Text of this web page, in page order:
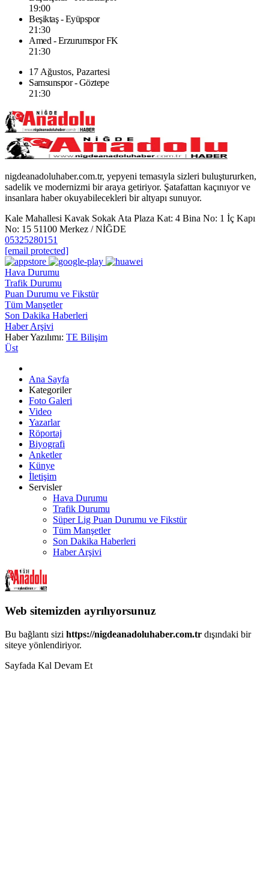
19:00
Beşiktaş - Eyüpspor
21:30
Amed - Erzurumspor FK
21:30
17 Ağustos, Pazartesi
Samsunspor - Göztepe
21:30
nigdeanadoluhaber.com.tr, yepyeni temasıyla sizleri buluştururken,
sadelik ve modernizmi bir araya getiriyor. Şatafattan kaçınıyor ve
insanlara haber okuyabilecekleri bir altyapı sunuyor.
Kale Mahallesi Kavak Sokak Ata Plaza Kat: 4 Bina No: 1 İç Kapı
No: 15 51100 Merkez / NİĞDE
05325280151
[email protected]
Hava Durumu
Trafik Durumu
Puan Durumu ve Fikstür
Tüm Manşetler
Son Dakika Haberleri
Haber Arşivi
Haber Yazılımı: TE Bilişim
Üst
Ana Sayfa
Kategoriler
Foto Galeri
Video
Yazarlar
Röportaj
Biyografi
Anketler
Künye
İletişim
Servisler
Hava Durumu
Trafik Durumu
Süper Lig Puan Durumu ve Fikstür
Tüm Manşetler
Son Dakika Haberleri
Haber Arşivi
Web sitemizden ayrılıyorsunuz
Bu bağlantı sizi https://nigdeanadoluhaber.com.tr dışındaki bir
siteye yönlendiriyor.
Sayfada Kal Devam Et